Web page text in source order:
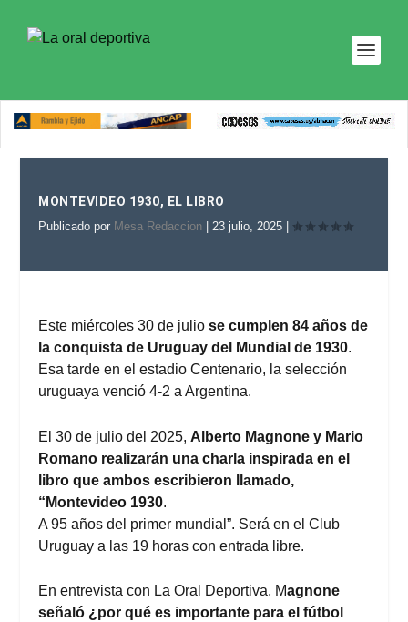
MONTEVIDEO 1930, EL LIBRO
Publicado por Mesa Redaccion |23 julio, 2025
Este miércoles 30 de juliose cumplen 84 años de
la conquista de Uruguay del Mundial de 1930.
Esa tarde en el estadio Centenario, la selección
uruguaya venció 4-2 a Argentina.
El 30 de julio del 2025, Alberto Magnone y Mario
Romano realizarán una charla inspirada en el
libro que ambos escribieron llamado,
“Montevideo 1930.
A 95 años del primer mundial”. Será en el Club
Uruguay a las 19 horas con entrada libre.
En entrevista con La Oral Deportiva, Magnone
señaló ¿por qué es importante para el fútbol